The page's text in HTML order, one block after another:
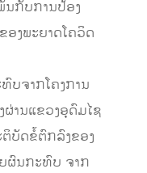
ນກັບການປ້ອງ
ງພະຍາດໂຄວິດ
ບຈາກໂຄງການ
ຜ່ານແຂວງອຸດົມໄຊ
ບັດຂໍ້ຕົກລົງຂອງ
ຜົນກະທົບ ຈາກ